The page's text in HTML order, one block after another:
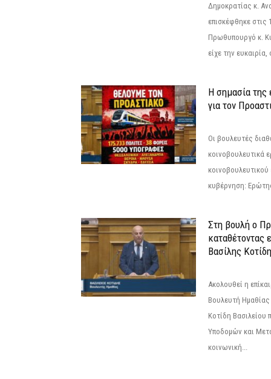
Δημοκρατίας κ.
επισκέφθηκε στις
Πρωθυπουργό κ.
είχε την
Η σημασία της
για τον
Οι βουλευτές
κοινοβουλευτικά
κυβέρνηση:
Στη βουλή ο
καταθέτοντας
Βασίλης
Ακολουθεί η
Βουλευτή
Κοτίδη Βασιλείου
Υποδομών και
κοινωνική...